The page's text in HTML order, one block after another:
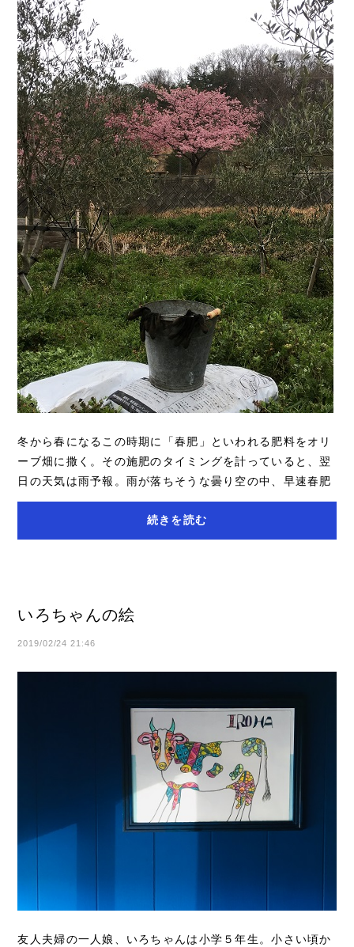
冬から春になるこの時期に「春肥」といわれる肥料をオリ
ーブ畑に撒く。その施肥のタイミングを計っていると、翌
日の天気は雨予報。雨が落ちそうな曇り空の中、早速春肥
を入れに畑に向かう。有機肥料は湿った土と...
続きを読む
いろちゃんの絵
2019/02/24 21:46
友人夫婦の一人娘、いろちゃんは小学５年生。小さい頃か